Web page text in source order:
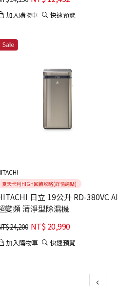
加入購物車 快速預覽
夏天卡利HIGH回饋攻略(詳情請點)
日立 19公升 RD-380VC AI
變頻 清淨型除濕機
24,200 NT$20,990
加入購物車 快速預覽